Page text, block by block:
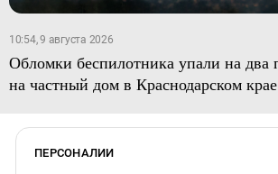
10:54, 9 августа 2026
Обломки беспилотника упали на два
на частный дом в Краснодарском крае
ПЕРСОНАЛИИ